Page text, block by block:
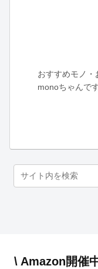
おすすめモノ・
monoちゃんです
\ Amazon開催